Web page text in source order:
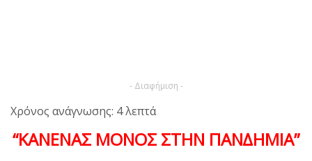
- Διαφήμιση -
Χρόνος ανάγνωσης: 4 λεπτά
“ΚΑΝΕΝΑΣ ΜΟΝΟΣ ΣΤΗΝ ΠΑΝ∆ΗΜΙΑ”